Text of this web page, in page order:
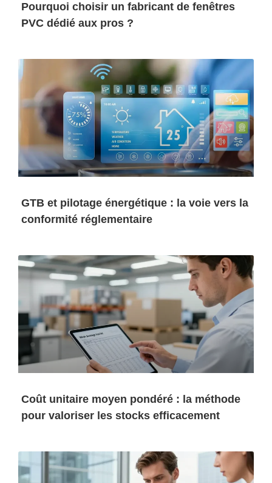
Pourquoi choisir un fabricant de fenêtres
PVC dédié aux pros ?
GTB et pilotage énergétique : la voie vers la
conformité réglementaire
Coût unitaire moyen pondéré : la méthode
pour valoriser les stocks efficacement